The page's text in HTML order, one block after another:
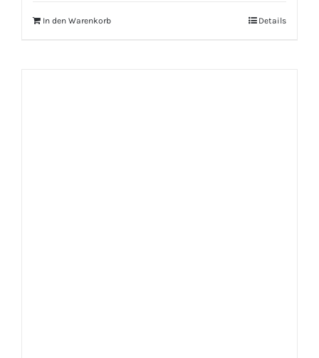
In den Warenkorb Details